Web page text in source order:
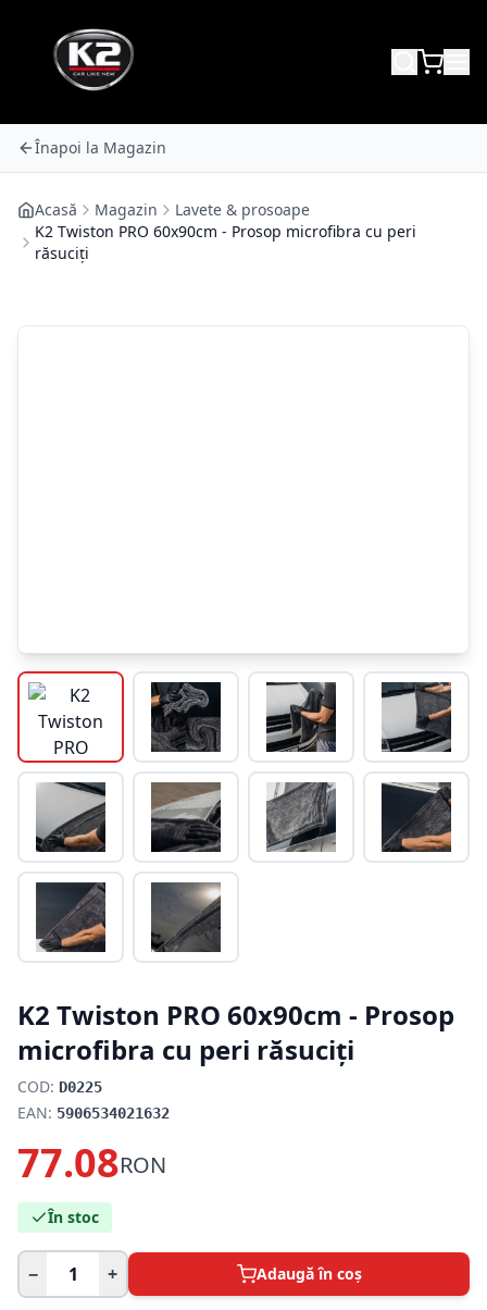
Înapoi la Magazin
Acasă Magazin
Lavete & prosoape
K2 Twiston PRO 60x90cm - Prosop microfibra cu peri
răsuciți
K2 Twiston PRO 60x90cm - Prosop
microfibra cu peri răsuciți
COD: D0225
EAN: 5906534021632
77.08RON
În stoc
− + Adaugă în coș